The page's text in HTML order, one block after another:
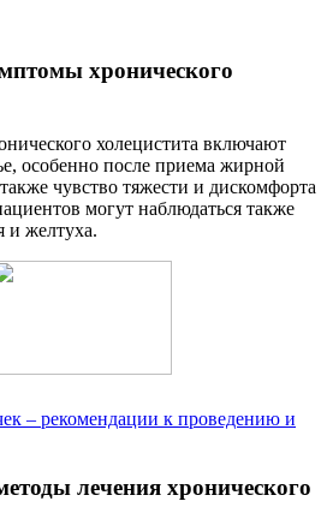
хронического
холецистита включают
особенно после приема жирной
чувство тяжести и дискомфорта
могут наблюдаться также
и желтуха.
– рекомендации к проведению и
лечения хронического